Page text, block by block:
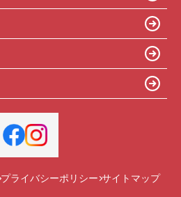
プライバシーポリシー サイトマップ